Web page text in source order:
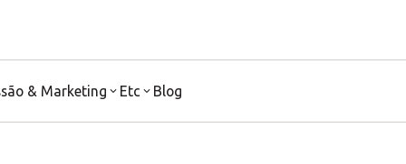
& Marketing Etc Blog